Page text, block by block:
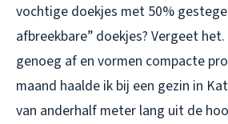
vochtige doekjes met 50%
afbreekbare” doekjes? Vergeet
genoeg af en vormen compacte
maand haalde ik bij een gezin in
van anderhalf meter lang uit de